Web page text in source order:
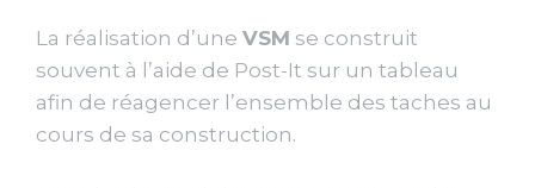
La réalisation d’une VSM se construit
souvent à l’aide de Post-It sur un tableau
afin de réagencer l’ensemble des taches au
cours de sa construction.